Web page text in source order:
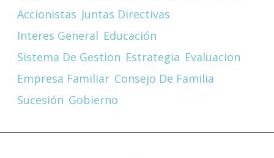
Accionistas Juntas Directivas
Interes General Educación
Sistema De Gestion Estrategia Evaluacion
Empresa Familiar Consejo De Familia
Sucesión Gobierno